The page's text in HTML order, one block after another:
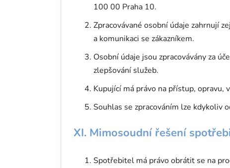
100 00 Praha 10.
Zpracovávané osobní údaje zahrnují
a komunikaci se zákazníkem.
Osobní údaje jsou zpracovávány za
zlepšování služeb.
Kupující má právo na přístup, opravu,
Souhlas se zpracováním lze kdykoliv
XI. Mimosoudní řešení
Spotřebitel má právo obrátit se na